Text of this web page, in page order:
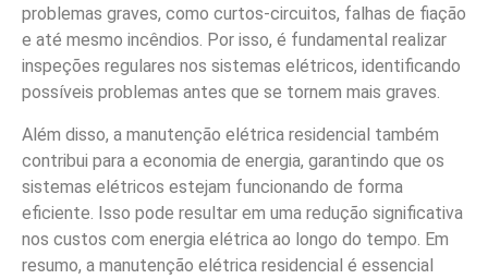
problemas graves, como curtos-circuitos, falhas de fiação
e até mesmo incêndios. Por isso, é fundamental realizar
inspeções regulares nos sistemas elétricos, identificando
possíveis problemas antes que se tornem mais graves.
Além disso, a manutenção elétrica residencial também
contribui para a economia de energia, garantindo que os
sistemas elétricos estejam funcionando de forma
eficiente. Isso pode resultar em uma redução significativa
nos custos com energia elétrica ao longo do tempo. Em
resumo, a manutenção elétrica residencial é essencial